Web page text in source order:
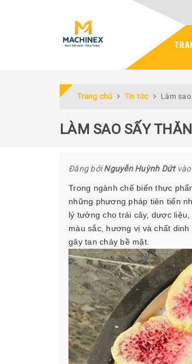
Trang chủ Tin tức Làm
LÀM SAO SẤY
Đăng bởiNguyễn Huỳnh Dứtvào
Trong ngành chế biến thực
những phương pháp tiên tiến
lý tưởng cho trái cây, dược
màu sắc, hương vị và chất
gây tan chảy bề mặt.